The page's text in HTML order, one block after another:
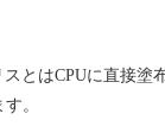
スとはCPUに直接塗
。